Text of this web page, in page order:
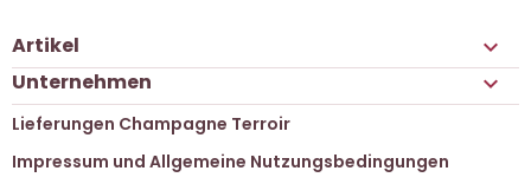
Artikel 
Unternehmen 
Lieferungen Champagne Terroir
Impressum und Allgemeine Nutzungsbedingungen